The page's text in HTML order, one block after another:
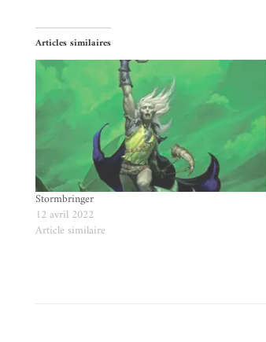
Articles similaires
Stormbringer
12 avril 2022
Article similaire